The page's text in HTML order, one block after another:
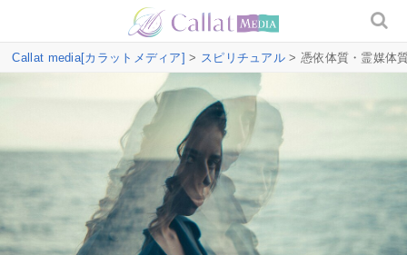
Callat media[カラットメディア] > スピリチュアル > 憑依体質・霊媒体